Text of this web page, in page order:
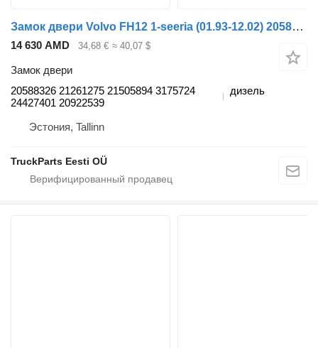
Замок двери Volvo FH12 1-seeria (01.93-12.02) 20588326 для тягача Volvo FH12, FH16, NH12, FH, VNL780 (1993-2014)
14 630 AMD 34,68 € ≈ 40,07 $
Замок двери
20588326 21261275 21505894 3175724
24427401 20922539
дизель
Эстония, Tallinn
TruckParts Eesti OÜ